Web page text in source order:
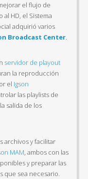
el flujo de
HD, el Sistema
adquirió varios
Broadcast Center.
servidor de playout
la reproducción
el Igson
las playlists de
salida de los
archivos y facilitar
MAM, ambos con las
y preparar las
que sea necesario.